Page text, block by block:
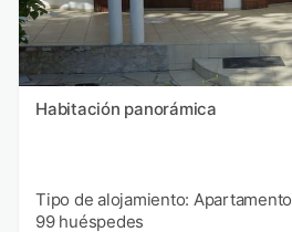
Habitación panorámica
Tipo de alojamiento: Apartamento
99 huéspedes